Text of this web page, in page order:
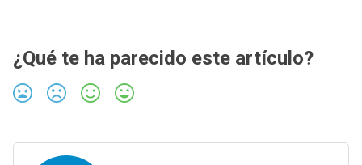
¿Qué te ha parecido este artículo?